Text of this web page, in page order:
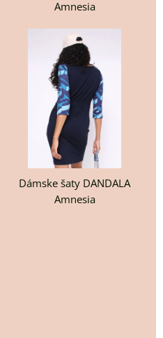
Amnesia
Dámske šaty DANDALA
Amnesia